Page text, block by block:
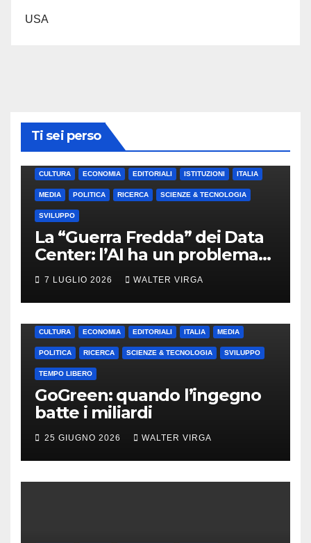
USA
Ti sei perso
CULTURA ECONOMIA EDITORIALI ISTITUZIONI ITALIA
MEDIA POLITICA RICERCA SCIENZE & TECNOLOGIA
SVILUPPO
La “Guerra Fredda” dei Data
Center: l’AI ha un problema
di energia (e di idraulica)
7 LUGLIO 2026 WALTER VIRGA
CULTURA ECONOMIA EDITORIALI ITALIA MEDIA
POLITICA RICERCA SCIENZE & TECNOLOGIA SVILUPPO
TEMPO LIBERO
GoGreen: quando l’ingegno
batte i miliardi
25 GIUGNO 2026 WALTER VIRGA